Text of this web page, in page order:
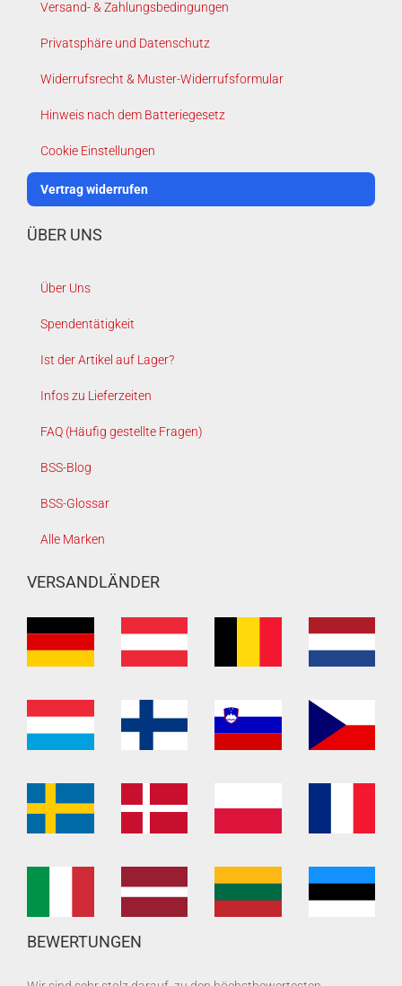
Versand- & Zahlungsbedingungen
Privatsphäre und Datenschutz
Widerrufsrecht & Muster-Widerrufsformular
Hinweis nach dem Batteriegesetz
Cookie Einstellungen
Vertrag widerrufen
ÜBER UNS
Über Uns
Spendentätigkeit
Ist der Artikel auf Lager?
Infos zu Lieferzeiten
FAQ (Häufig gestellte Fragen)
BSS-Blog
BSS-Glossar
Alle Marken
VERSANDLÄNDER
BEWERTUNGEN